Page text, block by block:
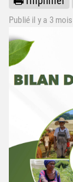
Publié il y a 3 mois